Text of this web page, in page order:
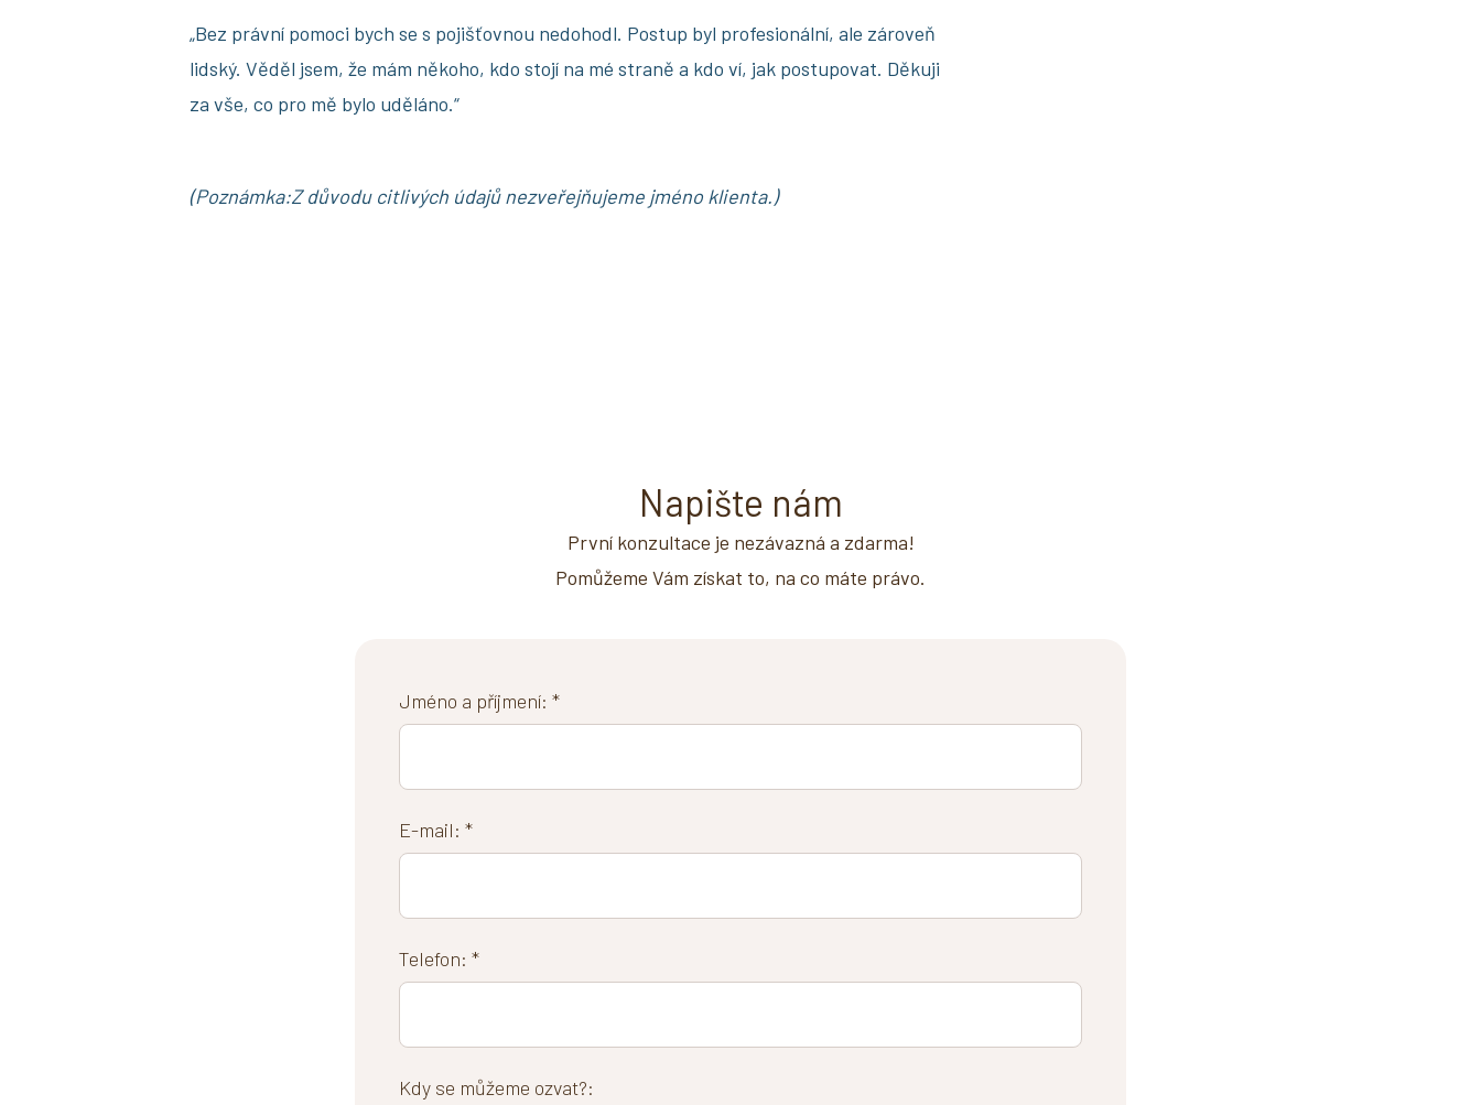
„Bez právní pomoci bych se s pojišťovnou nedohodl. Postup byl profesionální, ale zároveň
lidský. Věděl jsem, že mám někoho, kdo stojí na mé straně a kdo ví, jak postupovat. Děkuji
za vše, co pro mě bylo uděláno.“
(Poznámka:Z důvodu citlivých údajů nezveřejňujeme jméno klienta.)
Napište nám
První konzultace je nezávazná a zdarma!
Pomůžeme Vám získat to, na co máte právo.
Jméno a příjmení: *
E-mail: *
Telefon: *
Kdy se můžeme ozvat?: